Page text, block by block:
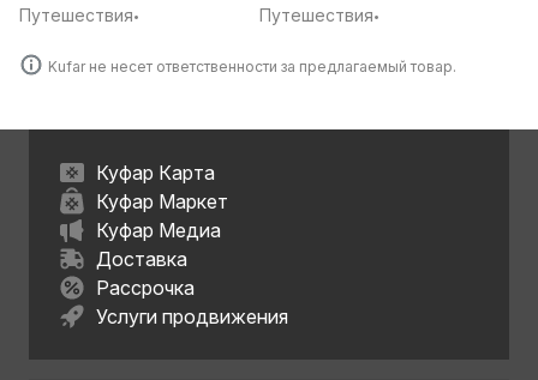
обл.
Путешествия•
обл.
Путешествия•
Kufar не несет ответственности за предлагаемый товар.
Куфар Карта
Куфар Маркет
Куфар Медиа
Доставка
Рассрочка
Услуги продвижения